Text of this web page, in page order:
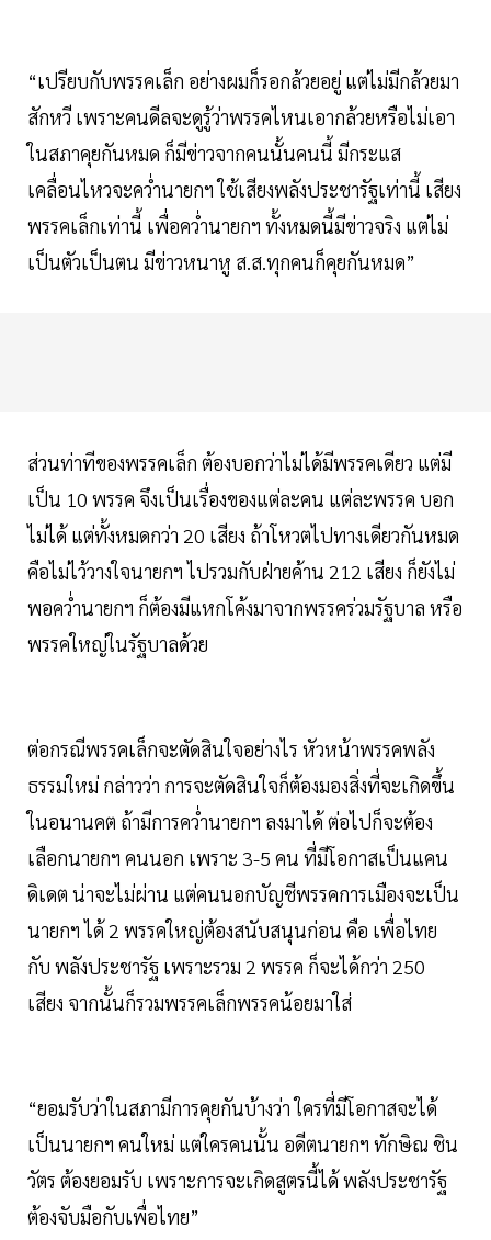
“เปรียบกับพรรคเล็ก อย่างผมก็รอกล้วยอยู่ แต่ไม่มีกล้วยมา
สักหวี เพราะคนดีลจะดูรู้ว่าพรรคไหนเอากล้วยหรือไม่เอา
ในสภาคุยกันหมด ก็มีข่าวจากคนนั้นคนนี้ มีกระแส
เคลื่อนไหวจะคว่ำนายกฯ ใช้เสียงพลังประชารัฐเท่านี้ เสียง
พรรคเล็กเท่านี้ เพื่อคว่ำนายกฯ ทั้งหมดนี้มีข่าวจริง แต่ไม่
เป็นตัวเป็นตน มีข่าวหนาหู ส.ส.ทุกคนก็คุยกันหมด”
ส่วนท่าทีของพรรคเล็ก ต้องบอกว่าไม่ได้มีพรรคเดียว แต่มี
เป็น 10 พรรค จึงเป็นเรื่องของแต่ละคน แต่ละพรรค บอก
ไม่ได้ แต่ทั้งหมดกว่า 20 เสียง ถ้าโหวตไปทางเดียวกันหมด
คือไม่ไว้วางใจนายกฯ ไปรวมกับฝ่ายค้าน 212 เสียง ก็ยังไม่
พอคว่ำนายกฯ ก็ต้องมีแหกโค้งมาจากพรรคร่วมรัฐบาล หรือ
พรรคใหญ่ในรัฐบาลด้วย
ต่อกรณีพรรคเล็กจะตัดสินใจอย่างไร หัวหน้าพรรคพลัง
ธรรมใหม่ กล่าวว่า การจะตัดสินใจก็ต้องมองสิ่งที่จะเกิดขึ้น
ในอนานคต ถ้ามีการคว่ำนายกฯ ลงมาได้ ต่อไปก็จะต้อง
เลือกนายกฯ คนนอก เพราะ 3-5 คน ที่มีโอกาสเป็นแคน
ดิเดต น่าจะไม่ผ่าน แต่คนนอกบัญชีพรรคการเมืองจะเป็น
นายกฯ ได้ 2 พรรคใหญ่ต้องสนับสนุนก่อน คือ เพื่อไทย
กับ พลังประชารัฐ เพราะรวม 2 พรรค ก็จะได้กว่า 250
เสียง จากนั้นก็รวมพรรคเล็กพรรคน้อยมาใส่
“ยอมรับว่าในสภามีการคุยกันบ้างว่า ใครที่มีโอกาสจะได้
เป็นนายกฯ คนใหม่ แต่ใครคนนั้น อดีตนายกฯ ทักษิณ ชิน
วัตร ต้องยอมรับ เพราะการจะเกิดสูตรนี้ได้ พลังประชารัฐ
ต้องจับมือกับเพื่อไทย”